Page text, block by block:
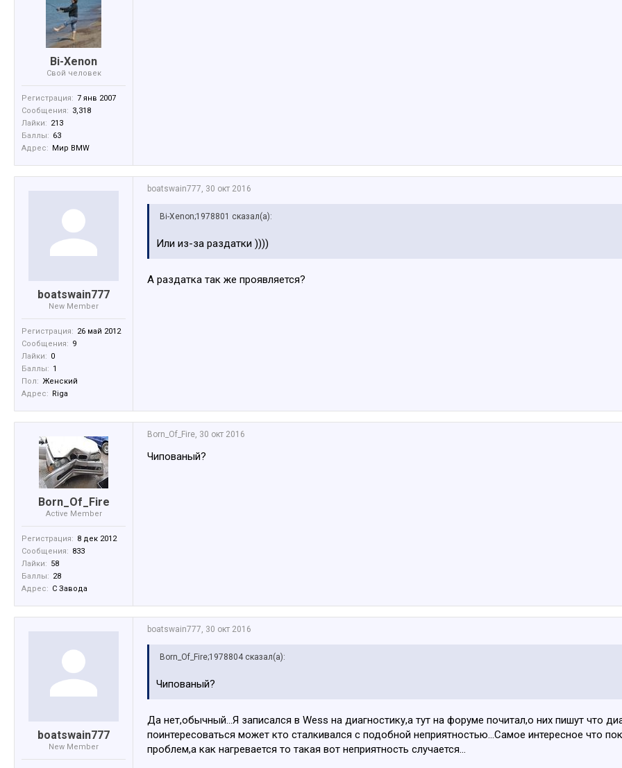
Bi-Xenon
Свой человек
Регистрация: 7 янв 2007
Сообщения: 3,318
Лайки: 213
Баллы: 63
Адрес: Мир BMW
boatswain777
New Member
Регистрация: 26 май 2012
Сообщения: 9
Лайки: 0
Баллы: 1
Пол: Женский
Адрес: Riga
boatswain777, 30 окт 2016
Bi-Xenon;1978801 сказал(а):
Или из-за раздатки ))))
А раздатка так же проявляется?
Born_Of_Fire
Active Member
Регистрация: 8 дек 2012
Сообщения: 833
Лайки: 58
Баллы: 28
Адрес: С Завода
Born_Of_Fire, 30 окт 2016
Чипованый?
boatswain777
New Member
boatswain777, 30 окт 2016
Born_Of_Fire;1978804 сказал(а):
Чипованый?
Да нет,обычный...Я записался в Wess на диагностику,а тут на форуме почитал,о них пишут что
поинтересоваться может кто сталкивался с подобной неприятностью...Самое интересное что
проблем,а как нагревается то такая вот неприятность случается...